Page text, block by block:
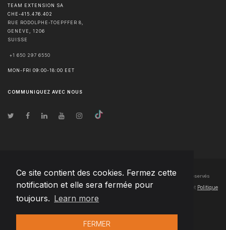
Ce site contient des cookies. Fermez cette
notification et elle sera fermée pour
toujours. Learn more
FERMER
TEAM EXTENSION SA
CHE-415.476.402
RUE RODOLPHE-TOEPFFER 8,
GENÈVE
1206
SUISSE
+1 650 297 6550
MON-FRI 09:00-18:00 EET
COMMUNIQUEZ AVEC NOUS
© Droits d'auteur2026 Team Extension SA France- Tous les droits sont réservés
Changelog● En utilisant ce site, vous acceptez nos Conditions d'utilisation et Politique
de confidentialité